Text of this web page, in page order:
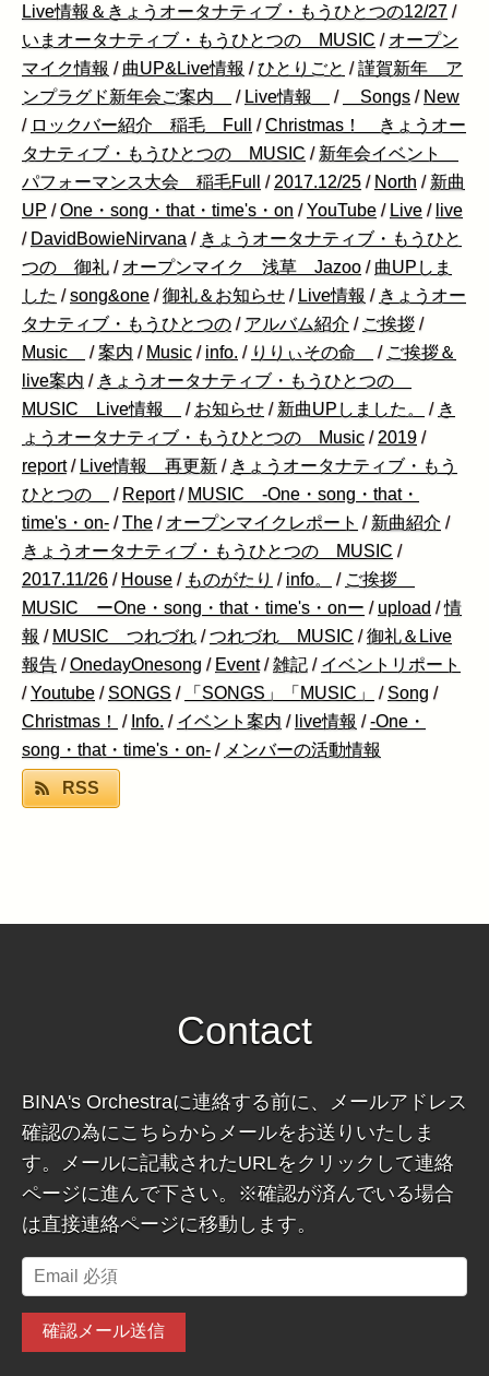
Live情報＆きょうオータナティブ・もうひとつの12/27 /
いまオータナティブ・もうひとつの MUSIC / オープン
マイク情報 / 曲UP&Live情報 /ひとりごと /謹賀新年 ア
ンプラグド新年会ご案内
/ Live情報 / Songs / New
/ ロックバー紹介 稲毛 Full /Christmas！ きょうオー
タナティブ・もうひとつの MUSIC / 新年会イベント
パフォーマンス大会 稲毛Full
/ 2017.12/25 / North / 新曲
UP /One・song・that・time's・on /YouTube / Live / live
/ DavidBowieNirvana / きょうオータナティブ・もうひと
つの 御礼 / オープンマイク 浅草 Jazoo / 曲UPしま
した /song&one /御礼＆お知らせ / Live情報 / きょうオー
タナティブ・もうひとつの / アルバム紹介 / ご挨拶 /
Music
/案内 / Music / info. / りりぃその命 / ご挨拶＆
live案内 / きょうオータナティブ・もうひとつの
MUSIC Live情報
/ お知らせ / 新曲UPしました。 / き
ょうオータナティブ・もうひとつの Music / 2019 /
report / Live情報 再更新 / きょうオータナティブ・もう
ひとつの
/ Report / MUSIC -One・song・that・
time's・on- /The / オープンマイクレポート / 新曲紹介 /
きょうオータナティブ・もうひとつの MUSIC /
2017.11/26 / House / ものがたり / info。 / ご挨拶
MUSIC ーOne・song・that・time's・onー / upload /情
報 / MUSIC つれづれ /つれづれ MUSIC /御礼＆Live
報告 /OnedayOnesong / Event /雑記 / イベントリポート
/Youtube /SONGS / 「SONGS」「MUSIC」 /Song /
Christmas！
/ Info. / イベント案内 / live情報 /-One・
song・that・time's・on- / メンバーの活動情報
RSS
Contact
BINA's Orchestraに連絡する前に、メールアドレス
確認の為にこちらからメールをお送りいたしま
す。メールに記載されたURLをクリックして連絡
ページに進んで下さい。※確認が済んでいる場合
は直接連絡ページに移動します。